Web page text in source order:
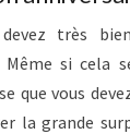
devez très
Même si cela
que vous
la grande